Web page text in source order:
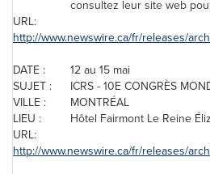
consultez leur site web
URL:
http://www.newswire.ca/fr/releases/
DATE :
12 au 15 mai
SUJET :
ICRS - 10E CONGRÈS
VILLE :
MONTRÉAL
LIEU :
Hôtel Fairmont Le Reine
URL:
http://www.newswire.ca/fr/releases/